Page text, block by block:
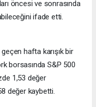
öncesi ve sonrasında
ifade etti.
hafta karışık bir
borsasında S&P 500
1,53 değer
değer kaybetti.